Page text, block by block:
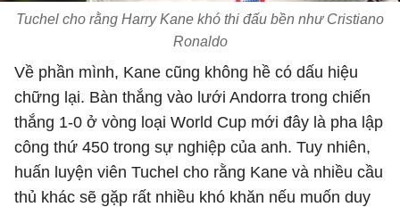
Tuchel cho rằng Harry Kane khó thi đấu bền như Cristiano
Ronaldo
Về phần mình, Kane cũng không hề có dấu hiệu
chững lại. Bàn thắng vào lưới Andorra trong chiến
thắng 1-0 ở vòng loại World Cup mới đây là pha lập
công thứ 450 trong sự nghiệp của anh. Tuy nhiên,
huấn luyện viên Tuchel cho rằng Kane và nhiều cầu
thủ khác sẽ gặp rất nhiều khó khăn nếu muốn duy